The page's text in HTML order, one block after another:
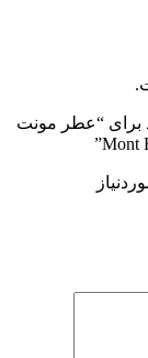
برای “عطر مونت